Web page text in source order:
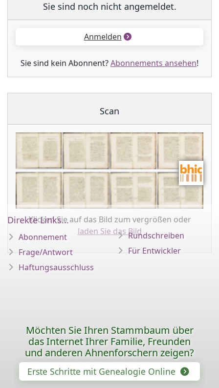
Sie sind noch nicht angemeldet.
Anmelden
Sie sind kein Abonnent?Abonnements ansehen!
Scan
Klicken Sie auf das Bild zum vergrößen oder
laden Sie das Bild
Direkte Links...
Abonnement
Frage/Antwort
Haftungsausschluss
Rundschreiben
Für Entwickler
Möchten Sie Ihren Stammbaum über
das Internet Ihrer Familie, Freunden
und anderen Ahnenforschern zeigen?
Erste Schritte mit Genealogie Online